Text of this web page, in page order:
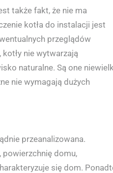
także fakt, że nie ma
kotła do instalacji jest
przeglądów
nie wytwarzają
naturalne. Są one
nie wymagają dużych
przeanalizowana.
domu,
się dom.